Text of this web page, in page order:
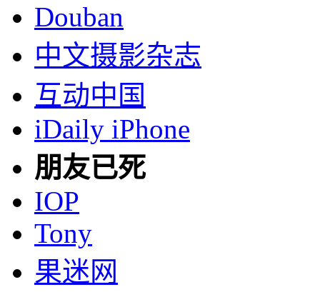
Douban
中文摄影杂志
互动中国
iDaily iPhone
朋友已死
IOP
Tony
果迷网